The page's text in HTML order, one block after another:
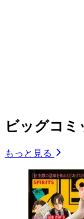
ビッグコ
もっと見る